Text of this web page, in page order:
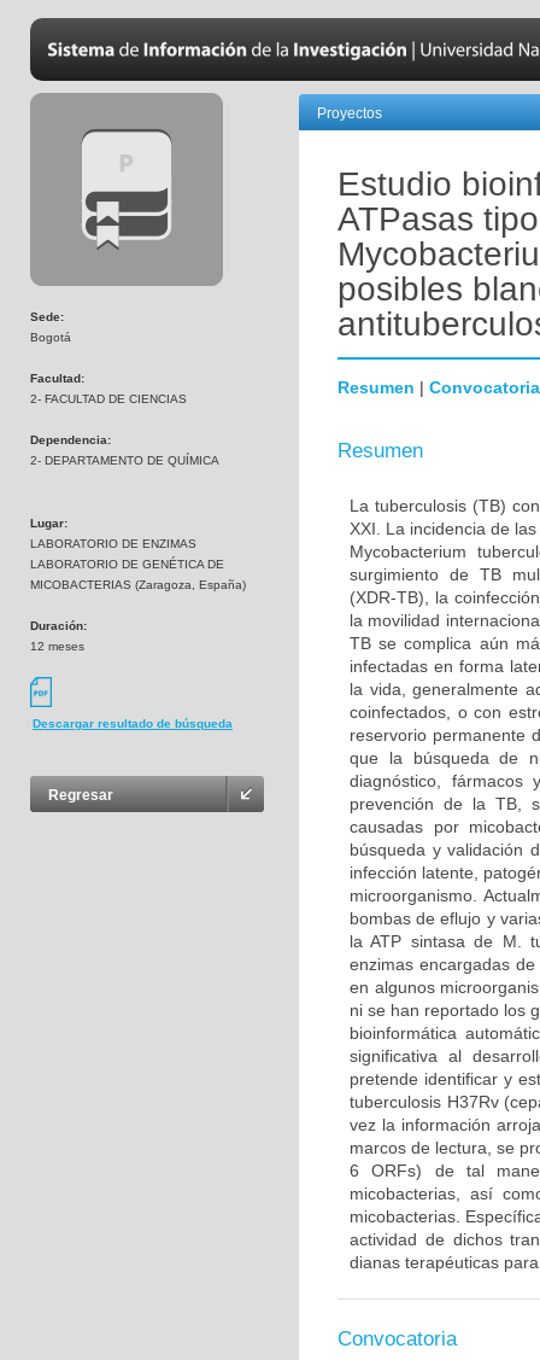
Sede:
Bogotá
Facultad:
2- FACULTAD DE CIENCIAS
Dependencia:
2- DEPARTAMENTO DE QUÍMICA
Lugar:
LABORATORIO DE ENZIMAS
LABORATORIO DE GENÉTICA DE
MICOBACTERIAS (Zaragoza, España)
Duración:
12 meses
Descargar resultado de búsqueda
Regresar
Proyectos
Estudio
ATPasas
posibles
Resumen | Convocatoria
Resumen
La tuberculosis (TB)
XXI. La incidencia de
Mycobacterium
surgimiento de TB
(XDR-TB), la
la movilidad
TB se complica aún
infectadas en forma
la vida, generalmente
coinfectados, o con
reservorio permanente
que la búsqueda de
diagnóstico,
prevención de la TB,
causadas por
búsqueda y validación
infección latente,
microorganismo.
bombas de eflujo y
la ATP sintasa de M.
enzimas encargadas
en algunos
ni se han reportado los
bioinformática
significativa al
pretende identificar y
tuberculosis H37Rv
vez la información
marcos de lectura, se
6 ORFs) de tal
micobacterias, así
micobacterias.
actividad de dichos
dianas terapéuticas
Convocatoria